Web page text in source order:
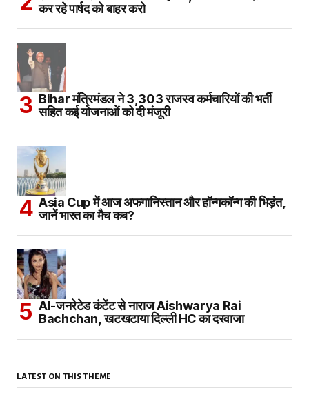
कर रहे पार्षद को बाहर करो
Bihar मंत्रिमंडल ने 3,303 राजस्व कर्मचारियों की भर्ती
सहित कई योजनाओं को दी मंजूरी
Asia Cup में आज अफगानिस्तान और हॉन्गकॉन्ग की भिड़ंत,
जानें भारत का मैच कब?
AI-जनरेटेड कंटेंट से नाराज Aishwarya Rai
Bachchan, खटखटाया दिल्ली HC का दरवाजा
LATEST ON THIS THEME